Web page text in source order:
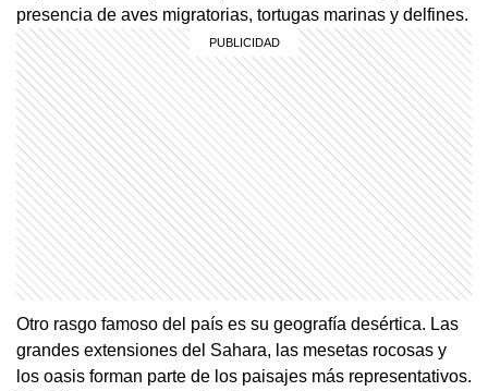
presencia de aves migratorias, tortugas marinas y delfines.
Otro rasgo famoso del país es su geografía desértica. Las
grandes extensiones del Sahara, las mesetas rocosas y
los oasis forman parte de los paisajes más representativos.